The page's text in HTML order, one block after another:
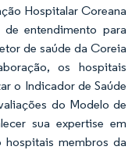
Hospitalar Coreana
entendimento para
de saúde da Coreia
os hospitais
o Indicador de Saúde
do Modelo de
sua expertise em
hospitais membros da